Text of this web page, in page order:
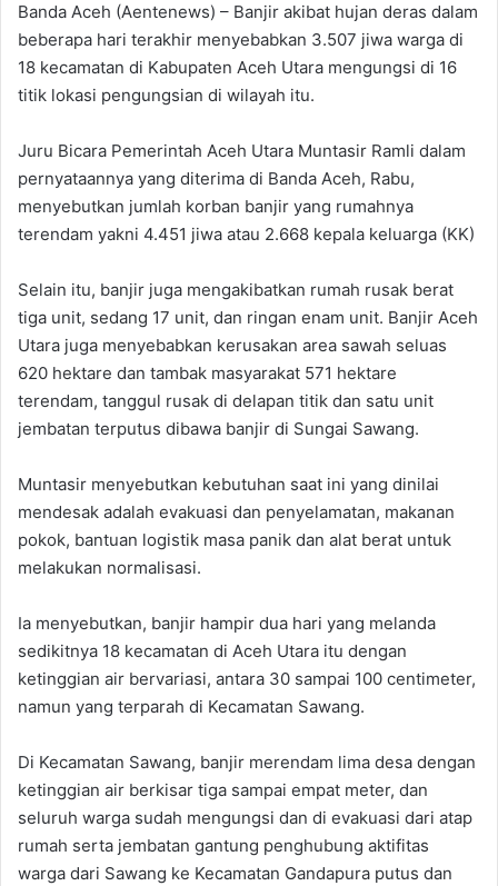
Banda Aceh (Aentenews) – Banjir akibat hujan deras dalam
beberapa hari terakhir menyebabkan 3.507 jiwa warga di
18 kecamatan di Kabupaten Aceh Utara mengungsi di 16
titik lokasi pengungsian di wilayah itu.
Juru Bicara Pemerintah Aceh Utara Muntasir Ramli dalam
pernyataannya yang diterima di Banda Aceh, Rabu,
menyebutkan jumlah korban banjir yang rumahnya
terendam yakni 4.451 jiwa atau 2.668 kepala keluarga (KK)
Selain itu, banjir juga mengakibatkan rumah rusak berat
tiga unit, sedang 17 unit, dan ringan enam unit. Banjir Aceh
Utara juga menyebabkan kerusakan area sawah seluas
620 hektare dan tambak masyarakat 571 hektare
terendam, tanggul rusak di delapan titik dan satu unit
jembatan terputus dibawa banjir di Sungai Sawang.
Muntasir menyebutkan kebutuhan saat ini yang dinilai
mendesak adalah evakuasi dan penyelamatan, makanan
pokok, bantuan logistik masa panik dan alat berat untuk
melakukan normalisasi.
Ia menyebutkan, banjir hampir dua hari yang melanda
sedikitnya 18 kecamatan di Aceh Utara itu dengan
ketinggian air bervariasi, antara 30 sampai 100 centimeter,
namun yang terparah di Kecamatan Sawang.
Di Kecamatan Sawang, banjir merendam lima desa dengan
ketinggian air berkisar tiga sampai empat meter, dan
seluruh warga sudah mengungsi dan di evakuasi dari atap
rumah serta jembatan gantung penghubung aktifitas
warga dari Sawang ke Kecamatan Gandapura putus dan